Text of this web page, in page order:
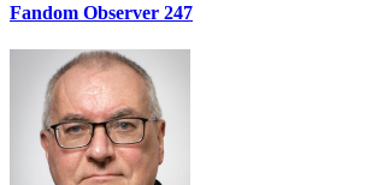
Fandom Observer 247